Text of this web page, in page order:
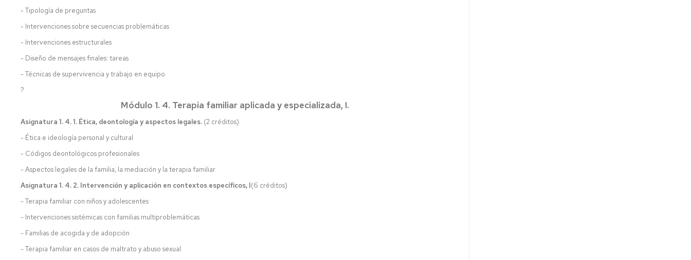
- Tipología de preguntas
- Intervenciones sobre secuencias problemáticas
- Intervenciones estructurales
- Diseño de mensajes finales: tareas
- Técnicas de supervivencia y trabajo en equipo
?
Módulo 1. 4. Terapia familiar aplicada y especializada, I.
Asignatura 1. 4. 1. Ética, deontología y aspectos legales. (2 créditos)
- Ética e ideología personal y cultural
- Códigos deontológicos profesionales
- Aspectos legales de la familia, la mediación y la terapia familiar
Asignatura 1. 4. 2. Intervención y aplicación en contextos específicos, I(6 créditos)
- Terapia familiar con niños y adolescentes
- Intervenciones sistémicas con familias multiproblemáticas.
- Familias de acogida y de adopción
- Terapia familiar en casos de maltrato y abuso sexual.